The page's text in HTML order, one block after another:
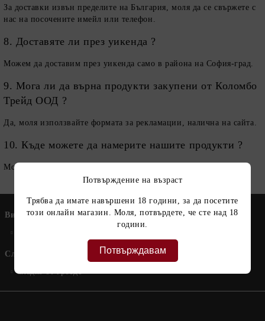
За доставки извън пределите на България, моля да се свържете с
нас на посочените имейл или телефон.
8. Доставяте ли през уикенда ?
Можем да доставим през уикенда само в района на София-град.
9. Мога ли да върна продукти закупени от Коломбо
Трейд ООД ?
Да, моля използвайте формата за рекламации, налична на сайта.
10. Къде можете да намерите нашите продукти ?
Можете да разгледате страницата ни с
Потвърждение на възраст
Трябва да имате навършени 18 години, за да посетите
този онлайн магазин. Моля, потвърдете, че сте над 18
години.
Потвърждавам
Вино
Сладко
Сладко от грозде
Мус от кестени
Други
Дегустации